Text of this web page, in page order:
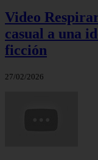
Video
casual a una
ficción
27/02/2026